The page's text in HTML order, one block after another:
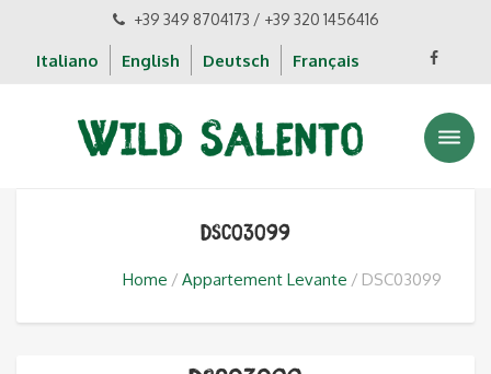
+39 349 8704173 / +39 320 1456416
Italiano English Deutsch Français
DSC03099
Home Appartement Levante DSC03099